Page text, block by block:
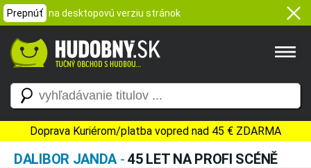
Prepnúť na desktopovú verziu stránok
Doprava Kuriérom/platba vopred nad 45 € ZDARMA
DALIBOR JANDA-45 LET NA PROFI SCÉNĚ